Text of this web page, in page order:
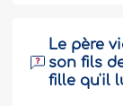
Le père
son fils
fille qu'il